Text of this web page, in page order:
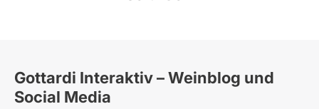
Gottardi Interaktiv – Weinblog und
Social Media